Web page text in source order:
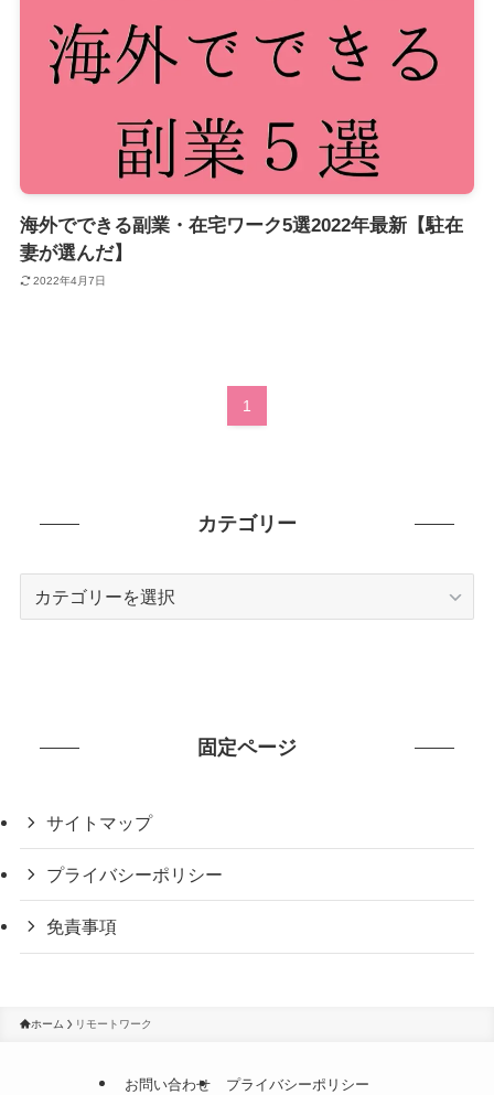
海外でできる副業・在宅ワーク5選2022年最新【駐在
妻が選んだ】
2022年4月7日
1
カテゴリー
固定ページ
サイトマップ
プライバシーポリシー
免責事項
ホーム リモートワーク
お問い合わせ プライバシーポリシー